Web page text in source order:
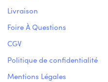
Livraison
Foire À Questions
CGV
Politique de confidentialité
Mentions Légales